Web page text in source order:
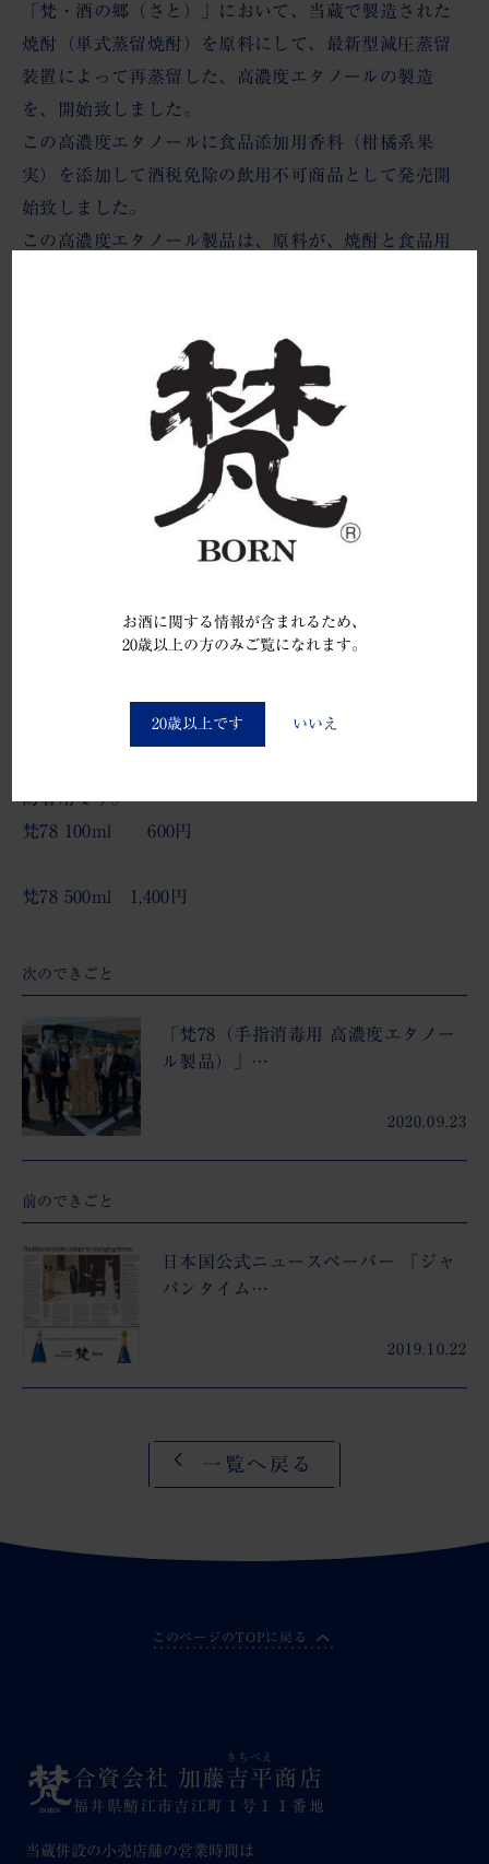
お酒に関する情報が含まれるため、
20歳以上の方のみご覧になれます。
20歳以上です いいえ
「梵・酒の郷（さと）」において、当蔵で製造された
焼酎（単式蒸留焼酎）を原料にして、最新型減圧蒸留
装置によって再蒸留した、高濃度エタノールの製造
を、開始致しました。
この高濃度エタノールに食品添加用香料（柑橘系果
実）を添加して酒税免除の飲用不可商品として発売開
始致しました。
この高濃度エタノール製品は、原料が、焼酎と食品用
※手指消毒用として、ご使用頂いた場合、「梵66」
「梵78」どちらも高濃度の為に、数秒で殺菌する消毒
効果が確認されております。
※アルコール臭は数秒で消えますが、アルコールアレ
ルギーのある方はご使用をお控え下さい。
梵66 500ml 1,200円
防署用です。
梵78 100ml 600円
梵78 500ml 1,400円
次のできごと
「梵78（手指消毒用 高濃度エタノー
ル製品）」…
2020.09.23
前のできごと
日本国公式ニュースペーパー 「ジャ
パンタイム…
2019.10.22
一覧へ戻る
このページのTOPに戻る
合資会社 加藤 吉平
きちべえ
商店
福井県鯖江市吉江町１号１１番地
当蔵併設の小売店舗の営業時間は